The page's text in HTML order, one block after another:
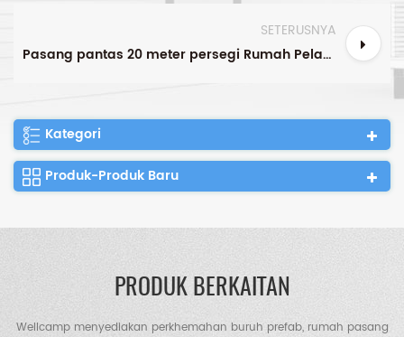
SETERUSNYA
Pasang pantas 20 meter persegi Rumah Pelarian bekas boleh kembang ekonomi
Kategori
Produk-Produk Baru
PRODUK BERKAITAN
Wellcamp menyediakan perkhemahan buruh prefab, rumah pasang